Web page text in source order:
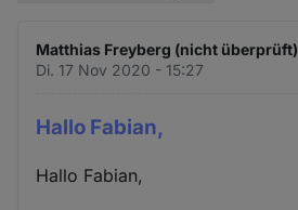
Matthias Freyberg (nicht überprüft)
Di. 17 Nov 2020 - 15:27
Hallo Fabian,
Hallo Fabian,